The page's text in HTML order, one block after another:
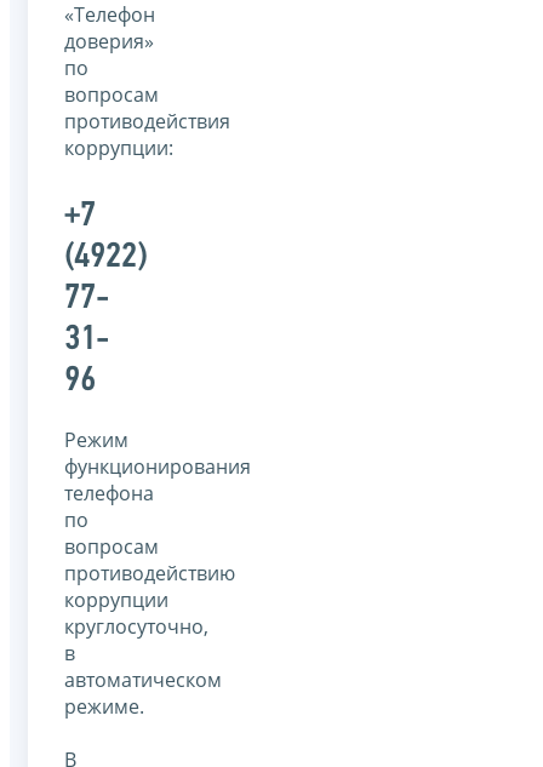
«Телефон
доверия»
по
вопросам
противодействия
коррупции:
+7
(4922)
77-
31-
96
Режим
функционирования
телефона
по
вопросам
противодействию
коррупции
круглосуточно,
в
автоматическом
режиме.
В